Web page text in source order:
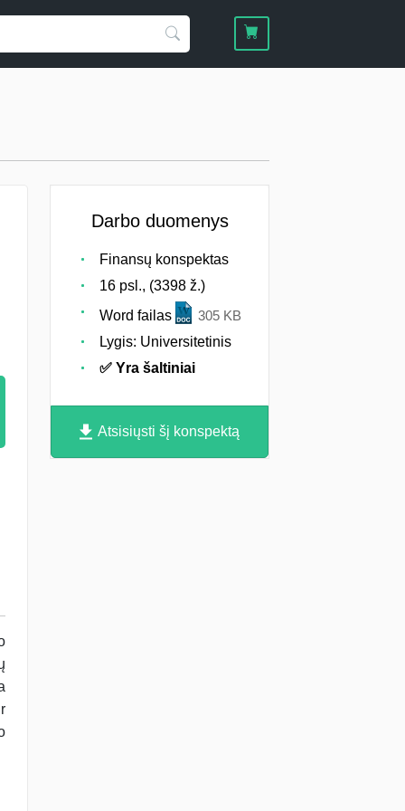
Darbo duomenys
Finansų konspektas
16 psl., (3398 ž.)
Word failas
305 KB
Lygis: Universitetinis
✅ Yra šaltiniai
Atsisiųsti šį konspektą